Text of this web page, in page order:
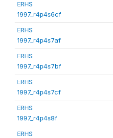
ERHS
1997_r4p4s6cf
ERHS
1997_r4p4s7af
ERHS
1997_r4p4s7bf
ERHS
1997_r4p4s7cf
ERHS
1997_r4p4s8f
ERHS